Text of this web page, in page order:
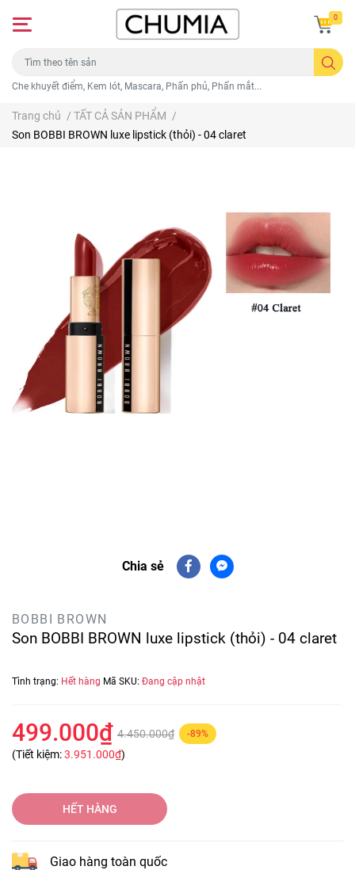
Che khuyết điểm, Kem lót, Mascara, Phấn phủ, Phấn mắt...
0
Trang chủ / TẤT CẢ SẢN PHẨM /
Son BOBBI BROWN luxe lipstick (thỏi) - 04 claret
Chia sẻ
BOBBI BROWN
Son BOBBI BROWN luxe lipstick (thỏi) - 04 claret
Tình trạng: Hết hàng Mã SKU: Đang cập nhật
499.000₫ 4.450.000₫ -89%
(Tiết kiệm:3.951.000₫)
HẾT HÀNG
Giao hàng toàn quốc